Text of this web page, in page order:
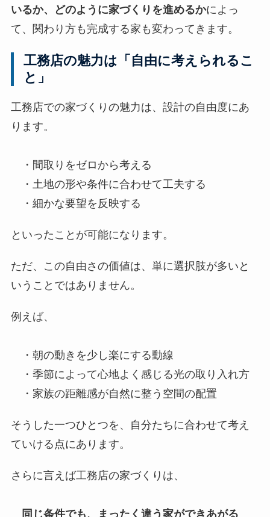
いるか、どのように家づくりを進めるかによっ
て、関わり方も完成する家も変わってきます。
工務店の魅力は「自由に考えられるこ
と」
工務店での家づくりの魅力は、設計の自由度にあ
ります。
・間取りをゼロから考える
・土地の形や条件に合わせて工夫する
・細かな要望を反映する
といったことが可能になります。
ただ、この自由さの価値は、単に選択肢が多いと
いうことではありません。
例えば、
・朝の動きを少し楽にする動線
・季節によって心地よく感じる光の取り入れ方
・家族の距離感が自然に整う空間の配置
そうした一つひとつを、自分たちに合わせて考え
ていける点にあります。
さらに言えば工務店の家づくりは、
同じ条件でも、まったく違う家ができあがる